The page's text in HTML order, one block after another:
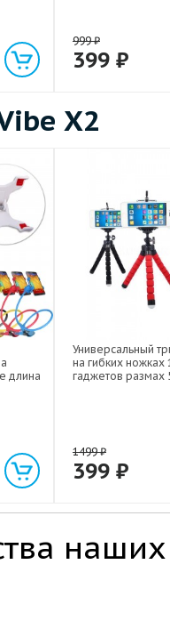
999₽
399 ₽
X2
длина
Универсальный
на гибких ножках
гаджетов размах
1499₽
399 ₽
наших